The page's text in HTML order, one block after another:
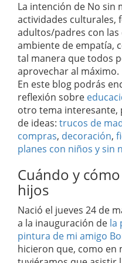
La intención de No sin
actividades culturales,
adultos/padres con
ambiente de empatía,
tal manera que todos
aprovechar al máximo.
En este blog podrás
reflexión sobre
otro tema interesante,
de ideas: trucos de
compras, decoración,
planes con niños y sin
Cuándo y
hijos
Nació el jueves 24 de
a la inauguración de la
pintura de mi amigo
hicieron que, como en